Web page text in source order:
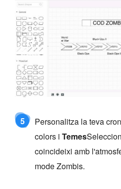
5
Personalitza la teva
colors i Temes
coincideixi amb
mode Zombis.